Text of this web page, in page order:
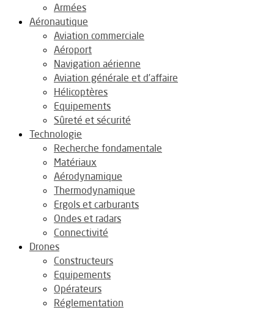
Armées
Aéronautique
Aviation commerciale
Aéroport
Navigation aérienne
Aviation générale et d’affaire
Hélicoptères
Equipements
Sûreté et sécurité
Technologie
Recherche fondamentale
Matériaux
Aérodynamique
Thermodynamique
Ergols et carburants
Ondes et radars
Connectivité
Drones
Constructeurs
Equipements
Opérateurs
Réglementation